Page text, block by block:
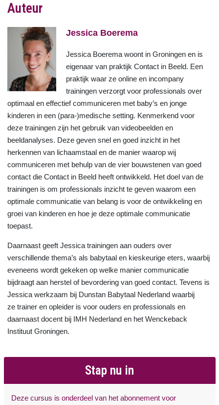
Auteur
Jessica Boerema
Jessica Boerema woont in Groningen en is
eigenaar van praktijk Contact in Beeld. Een
praktijk waar ze online en incompany
trainingen verzorgt voor professionals over
optimaal en effectief communiceren met baby’s en jonge
kinderen in een (para-)medische setting. Kenmerkend voor
deze trainingen zijn het gebruik van videobeelden en
beeldanalyses. Deze geven snel en goed inzicht in het
herkennen van lichaamstaal en de manier waarop wij
communiceren met behulp van de vier bouwstenen van goed
contact die Contact in Beeld heeft ontwikkeld. Het doel van de
trainingen is om professionals inzicht te geven waarom een
optimale communicatie van belang is voor de ontwikkeling en
groei van kinderen en hoe je deze optimale communicatie
toepast.
Daarnaast geeft Jessica trainingen aan ouders over
verschillende thema’s als babytaal en kieskeurige eters, waarbij
eveneens wordt gekeken op welke manier communicatie
bijdraagt aan herstel of bevordering van goed contact. Tevens is
Jessica werkzaam bij Dunstan Babytaal Nederland waarbij
ze trainer en opleider is voor ouders en professionals en
daarnaast docent bij IMH Nederland en het Wenckeback
Instituut Groningen.
Stap nu in
Deze cursus is onderdeel van het abonnement voor